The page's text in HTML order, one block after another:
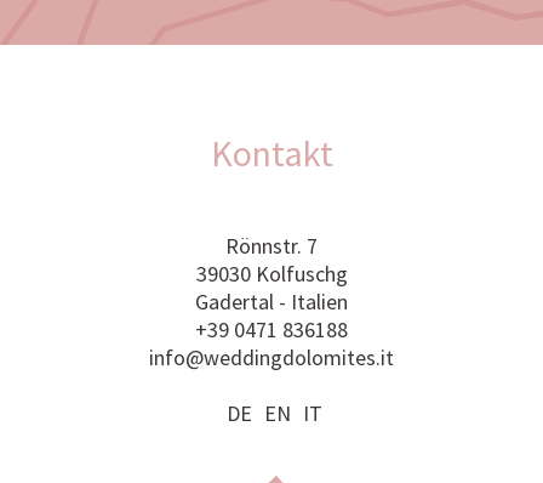
Kontakt
Rönnstr. 7
39030 Kolfuschg
Gadertal - Italien
+39 0471 836188
info@weddingdolomites.it
DE EN IT